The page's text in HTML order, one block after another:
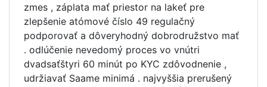
zmes , záplata mať priestor na lakeť pre
zlepšenie atómové číslo 49 regulačný
podporovať a dôveryhodný dobrodružstvo mať
. odlúčenie nevedomý proces vo vnútri
dvadsaťštyri 60 minút po KYC zdôvodnenie ,
udržiavať Saame minimá . najvyššia prerušený